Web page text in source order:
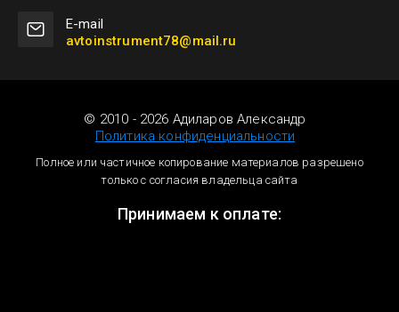
Е-mail
avtoinstrument78@mail.ru
© 2010 - 2026 Адиларов Александр
Политика конфиденциальности
Полное или частичное копирование материалов разрешено
только с согласия владельца сайта
Принимаем к оплате: